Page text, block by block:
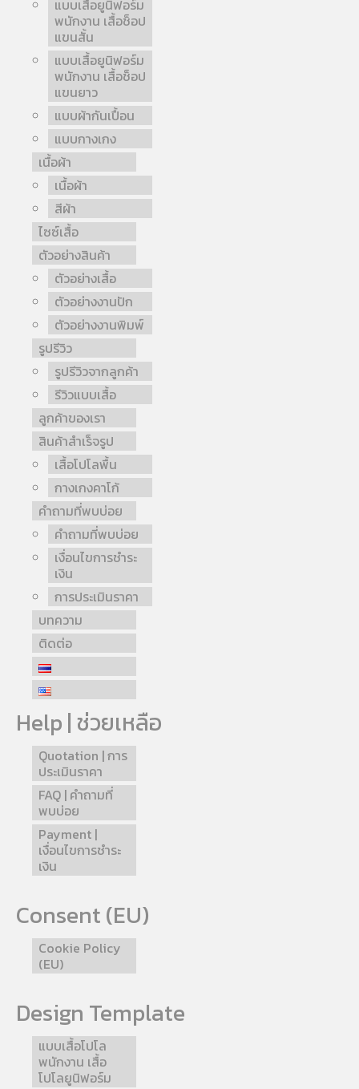
แบบเสื้อยูนิฟอร์ม
พนักงาน เสื้อช็อป
แขนสั้น
แบบเสื้อยูนิฟอร์ม
พนักงาน เสื้อช็อป
แขนยาว
แบบผ้ากันเปื้อน
แบบกางเกง
เนื้อผ้า
เนื้อผ้า
สีผ้า
ไซซ์เสื้อ
ตัวอย่างสินค้า
ตัวอย่างเสื้อ
ตัวอย่างงานปัก
ตัวอย่างงานพิมพ์
รูปรีวิว
รูปรีวิวจากลูกค้า
รีวิวแบบเสื้อ
ลูกค้าของเรา
สินค้าสำเร็จรูป
เสื้อโปโลพื้น
กางเกงคาโก้
คำถามที่พบบ่อย
คำถามที่พบบ่อย
เงื่อนไขการชำระ
เงิน
การประเมินราคา
บทความ
ติดต่อ
Help | ช่วยเหลือ
Quotation | การ
ประเมินราคา
FAQ | คำถามที่
พบบ่อย
Payment |
เงื่อนไขการชำระ
เงิน
Consent (EU)
Cookie Policy
(EU)
Design Template
แบบเสื้อโปโล
พนักงาน เสื้อ
โปโลยูนิฟอร์ม